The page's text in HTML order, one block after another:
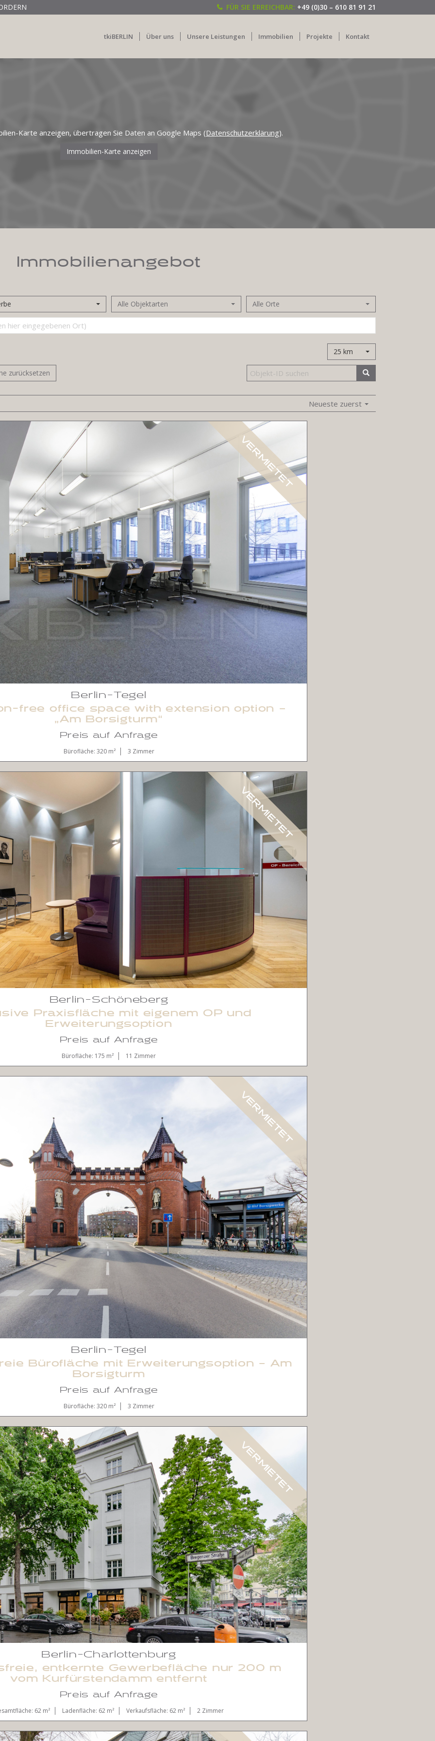
FÜR SIE ERREICHBAR: +49 (0)30 – 610 81 91 21
tkiBERLIN Über uns Unsere Leistungen Immobilien Projekte Kontakt
Karte anzeigen, übertragen Sie Daten an Google Maps (Datenschutzerklärung).
Immobilien-Karte anzeigen
Immobilien­angebot
Alle Objektarten Alle Orte
25 km
zurücksetzen
Neueste zuerst
VERMIETET
Berlin-Tegel
free office space with extension option –
„Am Borsigturm“
Preis auf Anfrage
Bürofläche: 320 m² 3 Zimmer
VERMIETET
Berlin-Schöneberg
Praxisfläche mit eigenem OP und
Erweiterungsoption
Preis auf Anfrage
Bürofläche: 175 m² 11 Zimmer
VERMIETET
Berlin-Tegel
Bürofläche mit Erweiterungsoption – Am
Borsigturm
Preis auf Anfrage
Bürofläche: 320 m² 3 Zimmer
VERMIETET
Berlin-Charlottenburg
entkernte Gewerbefläche nur 200 m
vom Kurfürstendamm entfernt
Preis auf Anfrage
62 m² Ladenfläche: 62 m² Verkaufsfläche: 62 m² 2 Zimmer